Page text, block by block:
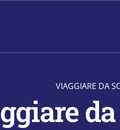
VIAGGIARE DA